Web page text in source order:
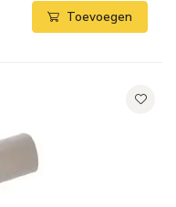
Toevoegen